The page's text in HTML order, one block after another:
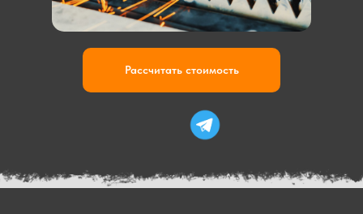
Рассчитать стоимость